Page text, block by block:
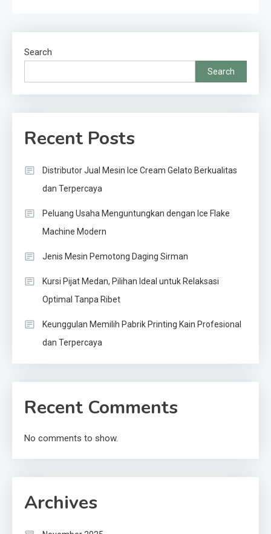
Search
Search
Recent Posts
Distributor Jual Mesin Ice Cream Gelato Berkualitas
dan Terpercaya
Peluang Usaha Menguntungkan dengan Ice Flake
Machine Modern
Jenis Mesin Pemotong Daging Sirman
Kursi Pijat Medan, Pilihan Ideal untuk Relaksasi
Optimal Tanpa Ribet
Keunggulan Memilih Pabrik Printing Kain Profesional
dan Terpercaya
Recent Comments
No comments to show.
Archives